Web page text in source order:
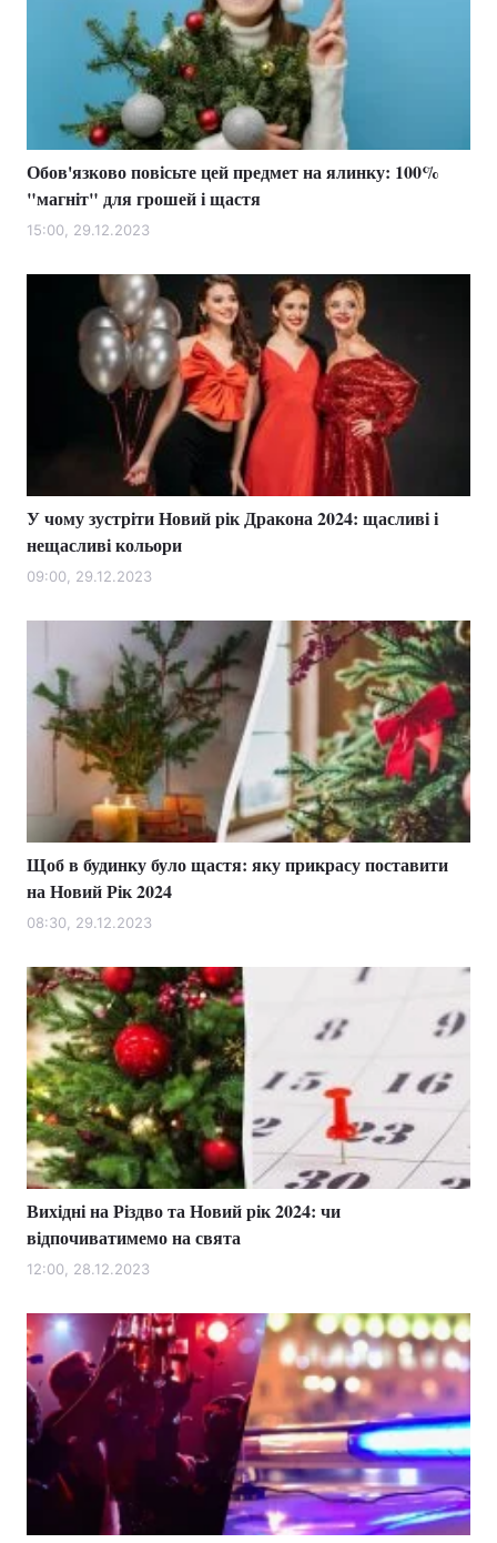
Обов'язково повісьте цей предмет на ялинку: 100%
"магніт" для грошей і щастя
15:00, 29.12.2023
У чому зустріти Новий рік Дракона 2024: щасливі і
нещасливі кольори
09:00, 29.12.2023
Щоб в будинку було щастя: яку прикрасу поставити
на Новий Рік 2024
08:30, 29.12.2023
Вихідні на Різдво та Новий рік 2024: чи
відпочиватимемо на свята
12:00, 28.12.2023